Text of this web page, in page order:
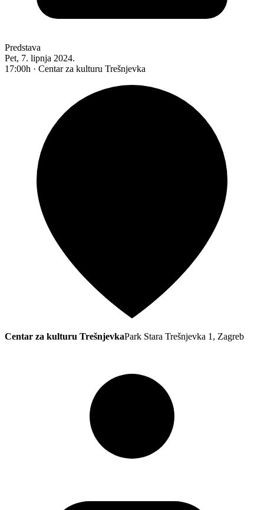
Predstava
Pet, 7. lipnja 2024.
17:00h · Centar za kulturu Trešnjevka
Centar za kulturu TrešnjevkaPark Stara Trešnjevka 1, Zagreb